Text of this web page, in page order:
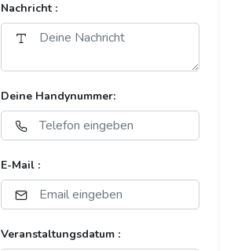
Nachricht :
Deine Handynummer:
E-Mail :
Veranstaltungsdatum :